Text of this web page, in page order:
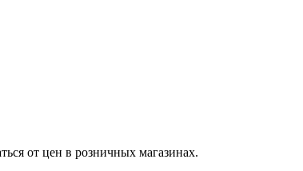
от цен в розничных магазинах.